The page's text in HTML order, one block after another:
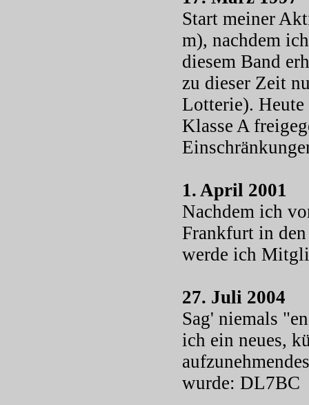
Start meiner
m), nachdem
diesem Band
zu dieser Zeit
Lotterie). Heute
Klasse A
1. April 2001
Nachdem ich
Frankfurt in
werde ich
27. Juli 2004
Sag' niemals
ich ein neues,
wurde: DL7BC